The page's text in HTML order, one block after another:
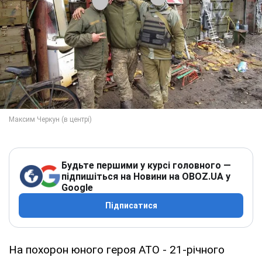
Будьте першими у курсі головного —
підпишіться на Новини на OBOZ.UA у
Google
Підписатися
На похорон юного героя АТО - 21-річного